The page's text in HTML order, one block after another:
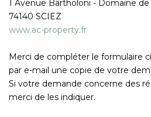
Qui
1 Avenue Bartholoni - Domaine de
74140 SCIEZ
www.ac-property.fr
Merci de compléter le formulaire
par e-mail une copie de votre
Si votre demande concerne des
merci de les indiquer.